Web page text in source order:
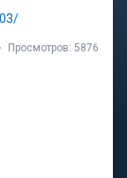
Просмотров: 5876